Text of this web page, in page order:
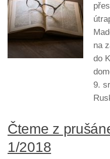
na
do
9.
Čteme z
1/2018